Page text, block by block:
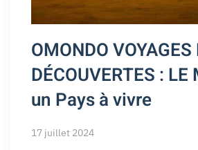
OMONDO VOYAGES
DÉCOUVERTES :
un Pays à vivre
17 juillet 2024